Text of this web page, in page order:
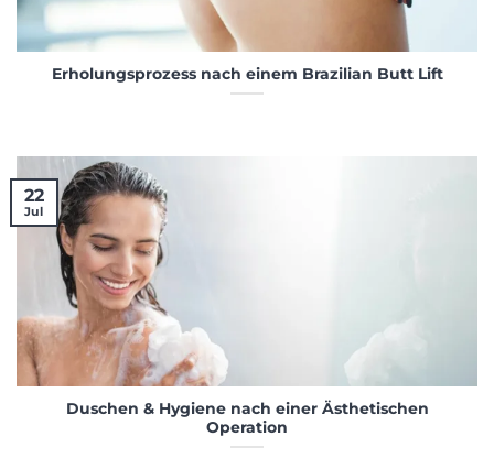
Erholungsprozess nach einem Brazilian Butt Lift
Duschen & Hygiene nach einer Ästhetischen
Operation
22
Jul